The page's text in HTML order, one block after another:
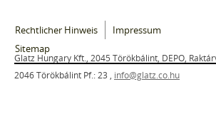
Rechtlicher Hinweis
Impressum
Sitemap
Glatz Hungary Kft., 2045 Törökbálint, DEPO,
2046 Törökbálint Pf.: 23
info@glatz.co.hu